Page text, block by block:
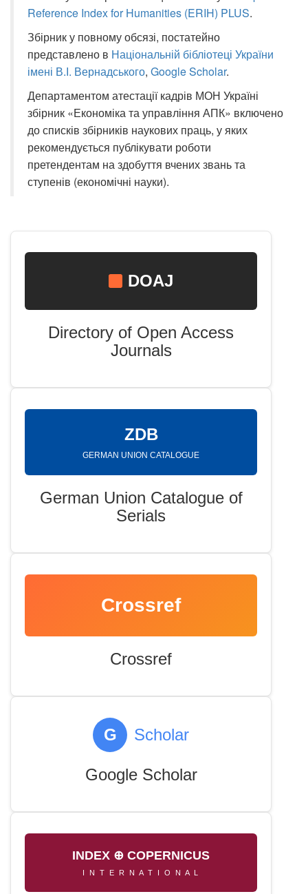
Reference Index for Humanities (ERIH) PLUS.
Збірник у повному обсязі, постатейно
представлено в Національній бібліотеці України
імені В.І. Вернадського, Google Scholar.
Департаментом атестації кадрів МОН Україні
збірник «Економіка та управління АПК» включено
до списків збірників наукових праць, у яких
рекомендується публікувати роботи
претендентам на здобуття вчених звань та
ступенів (економічні науки).
DOAJ
Directory of Open Access
Journals
ZDB
GERMAN UNION CATALOGUE
German Union Catalogue of
Serials
Crossref
Crossref
G Scholar
Google Scholar
INDEX ⊕ COPERNICUS
I N T E R N A T I O N A L